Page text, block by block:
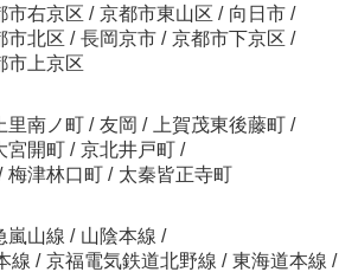
市右京区 / 京都市東山区 / 向日市 /
市北区 / 長岡京市 / 京都市下京区 /
市上京区
里南ノ町 / 友岡 / 上賀茂東後藤町 /
宮開町 / 京北井戸町 /
梅津林口町 / 太秦皆正寺町
嵐山線 / 山陰本線 /
線 / 京福電気鉄道北野線 / 東海道本線 /